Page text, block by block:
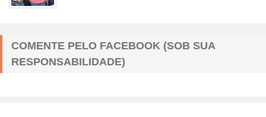
COMENTE PELO FACEBOOK (SOB SUA
RESPONSABILIDADE)